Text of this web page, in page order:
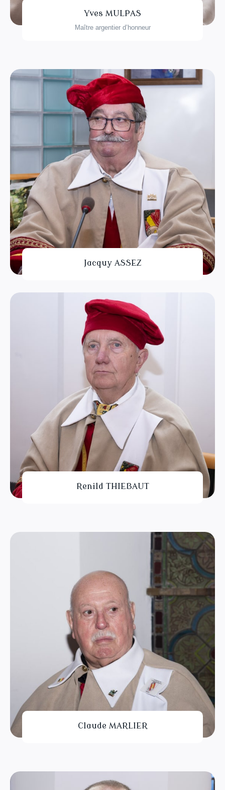
Yves MULPAS
Maître argentier d’honneur
Jacquy ASSEZ
Renild THIEBAUT
Claude MARLIER